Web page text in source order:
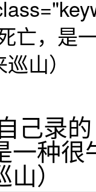
己录
一种很
山）